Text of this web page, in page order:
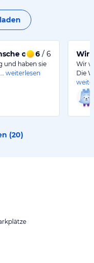
offen lässt
6 / 6
und haben sie
weiterlesen
Wir
Wir
Die
(20)